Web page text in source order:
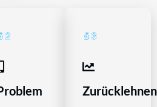
Zurücklehnen